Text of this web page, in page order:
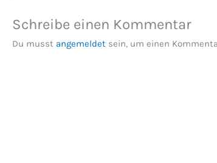
Schreibe einen Kommentar
Du musst angemeldet sein, um einen